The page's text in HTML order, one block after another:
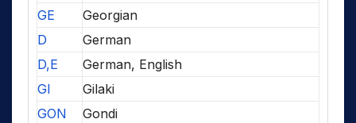
GE
Georgian
D
German
D,E
German, English
GI
Gilaki
GON
Gondi